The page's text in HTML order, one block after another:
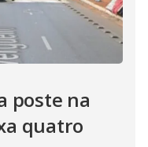
poste na
quatro